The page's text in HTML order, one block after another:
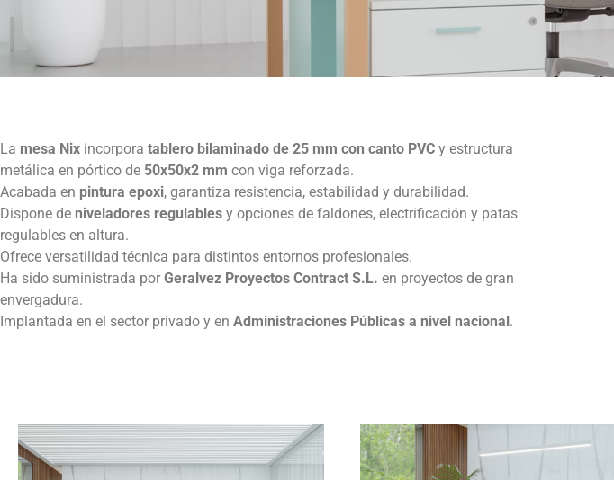
La mesa Nix incorpora tablero bilaminado de 25 mm con canto PVC y estructura
metálica en pórtico de 50x50x2 mm con viga reforzada.
Acabada en pintura epoxi, garantiza resistencia, estabilidad y durabilidad.
Dispone de niveladores regulables y opciones de faldones, electrificación y patas
regulables en altura.
Ofrece versatilidad técnica para distintos entornos profesionales.
Ha sido suministrada por Geralvez Proyectos Contract S.L. en proyectos de gran
envergadura.
Implantada en el sector privado y en Administraciones Públicas a nivel nacional.